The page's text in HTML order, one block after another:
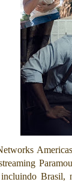
Brasil,